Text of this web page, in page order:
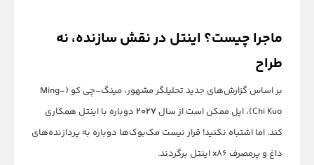
ماجرا چیست؟ اینتل در نقش سازنده، نه
طراح
بر اساس گزارش‌های جدید تحلیلگر مشهور، مینگ-چی کو (Ming-
Chi Kuo)، اپل ممکن است از سال
۲۰۲۷ دوباره با اینتل همکاری
کند. اما اشتباه نکنید! قرار نیست مک‌بوک‌ها دوباره به پردازنده‌های
داغ و پرمصرف x86 اینتل برگردند.